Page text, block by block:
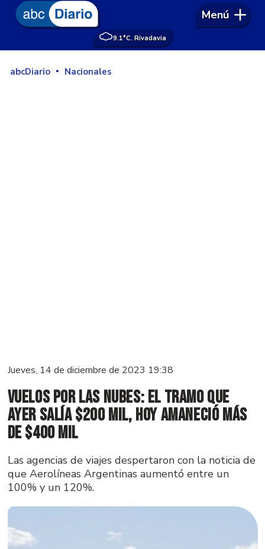
9.1°C. Rivadavia
Menú
abcDiario Nacionales
Jueves, 14 de diciembre de 2023 19:38
Vuelos por las nubes: El tramo que
ayer salía $200 mil, hoy amaneció más
de $400 mil
Las agencias de viajes despertaron con la noticia de
que Aerolíneas Argentinas aumentó entre un
100% y un 120%.